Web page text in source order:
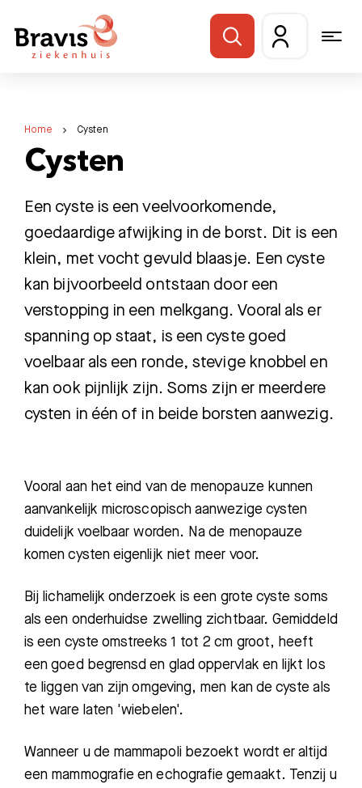
Home Cysten
Cysten
Een cyste is een veelvoorkomende,
goedaardige afwijking in de borst. Dit is een
klein, met vocht gevuld blaasje. Een cyste
kan bijvoorbeeld ontstaan door een
verstopping in een melkgang. Vooral als er
spanning op staat, is een cyste goed
voelbaar als een ronde, stevige knobbel en
kan ook pijnlijk zijn. Soms zijn er meerdere
cysten in één of in beide borsten aanwezig.
Vooral aan het eind van de menopauze kunnen
aanvankelijk microscopisch aanwezige cysten
duidelijk voelbaar worden. Na de menopauze
komen cysten eigenlijk niet meer voor.
Bij lichamelijk onderzoek is een grote cyste soms
als een onderhuidse zwelling zichtbaar. Gemiddeld
is een cyste omstreeks 1 tot 2 cm groot, heeft
een goed begrensd en glad oppervlak en lijkt los
te liggen van zijn omgeving, men kan de cyste als
het ware laten 'wiebelen'.
Wanneer u de mammapoli bezoekt wordt er altijd
een mammografie en echografie gemaakt. Tenzij u